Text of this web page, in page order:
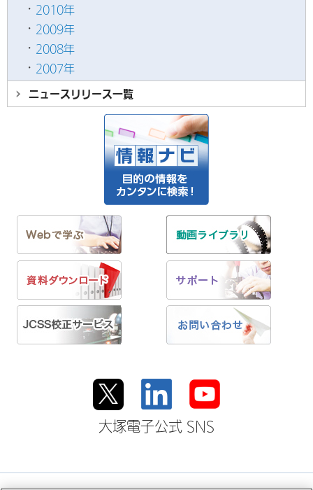
2010年
2009年
2008年
2007年
ニュースリリース一覧
大塚電子公式 SNS